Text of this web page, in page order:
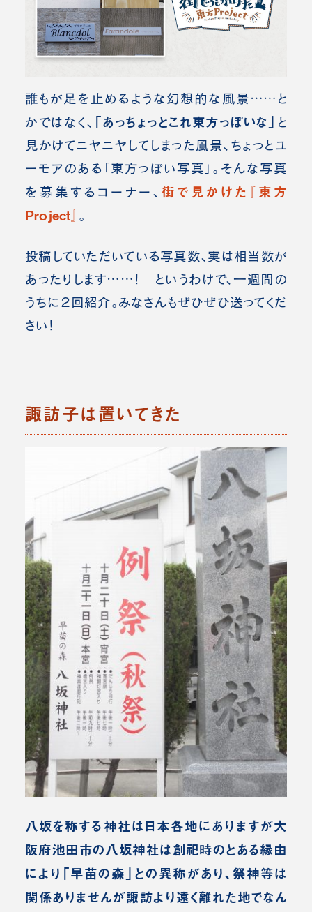
誰もが足を止めるような幻想的な風景……と
かではなく、 「あっちょっとこれ東方っぽいな」 と
見かけてニヤニヤしてしまった風景、ちょっとユ
ーモアのある「東方っぽい写真」。 そんな写真
を募集するコーナー、 街で見かけた『東方
Project』 。
投稿していただいている写真数、実は相当数が
あったりします……！ というわけで、一週間の
うちに２回紹介。みなさんもぜひぜひ送ってくだ
さい！
諏訪子は置いてきた
八坂を称する神社は日本各地にありますが大
阪府池田市の八坂神社は創祀時のとある縁由
により「早苗の森」との異称があり、祭神等は
関係ありませんが諏訪より遠く離れた地でなん